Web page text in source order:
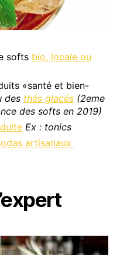
softs bio, locale ou
«santé et bien-
des thés glacés (2eme
des softs en 2019)
Ex : tonics
artisanaux